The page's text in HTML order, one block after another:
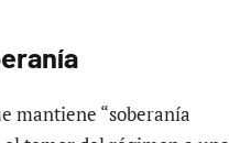
mantiene “soberanía